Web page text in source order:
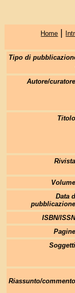
Home |
Tipo di
Autore/
Data
ISBN/
Riassunto/